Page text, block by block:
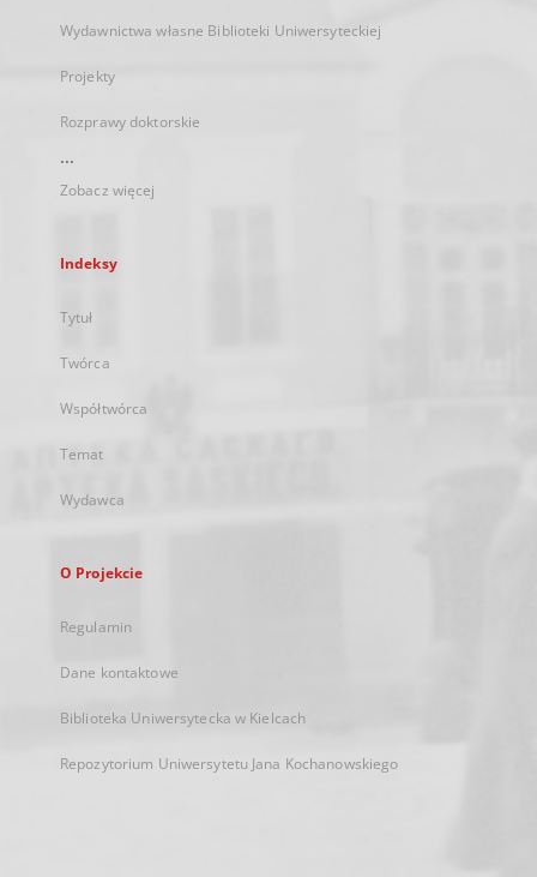
Wydawnictwa własne Biblioteki Uniwersyteckiej
Projekty
Rozprawy doktorskie
...
Zobacz więcej
Indeksy
Tytuł
Twórca
Współtwórca
Temat
Wydawca
O Projekcie
Regulamin
Dane kontaktowe
Biblioteka Uniwersytecka w Kielcach
Repozytorium Uniwersytetu Jana Kochanowskiego